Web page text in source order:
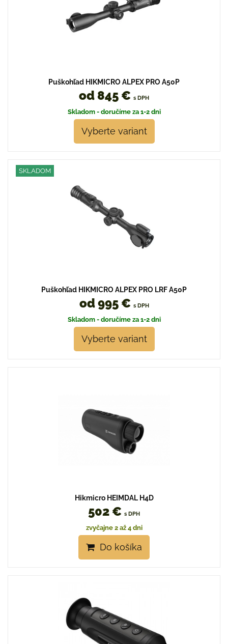
Puškohľad HIKMICRO ALPEX PRO A50P
od 845 € s DPH
Skladom - doručíme za 1-2 dni
Vyberte variant
SKLADOM
Puškohľad HIKMICRO ALPEX PRO LRF A50P
od 995 € s DPH
Skladom - doručíme za 1-2 dni
Vyberte variant
Hikmicro HEIMDAL H4D
502 € s DPH
zvyčajne 2 až 4 dni
Do košíka